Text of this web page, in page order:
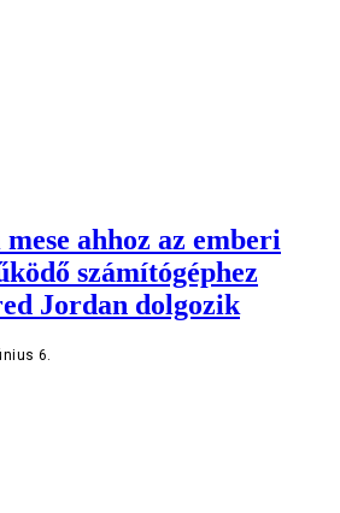
ahhoz az emberi
számítógéphez
Jordan dolgozik
6.